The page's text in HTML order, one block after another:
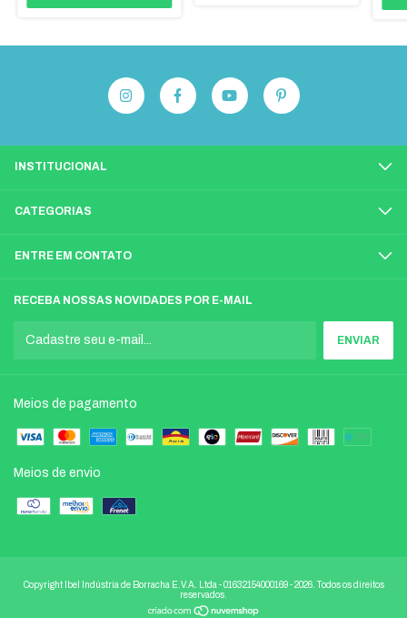
INSTITUCIONAL
CATEGORIAS
ENTRE EM CONTATO
RECEBA NOSSAS NOVIDADES POR E-MAIL
Meios de pagamento
Meios de envio
Copyright Ibel Indústria de Borracha E.V.A. Ltda - 01632154000169 - 2026. Todos os direitos
reservados.